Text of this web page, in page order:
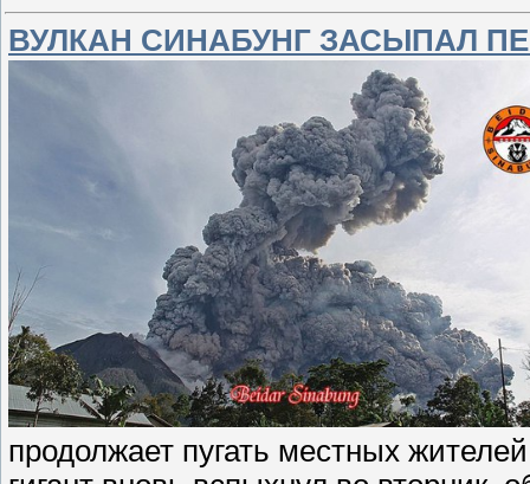
ВУЛКАН СИНАБУНГ ЗАСЫПАЛ
продолжает пугать местных